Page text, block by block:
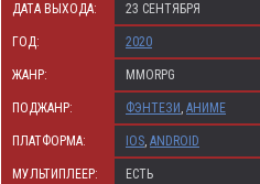
ДАТА ВЫХОДА: 23 СЕНТЯБРЯ
ГОД: 2020
ЖАНР: MMORPG
ПОДЖАНР: ФЭНТЕЗИ , АНИМЕ
ПЛАТФОРМА: IOS, ANDROID
МУЛЬТИПЛЕЕР: ЕСТЬ